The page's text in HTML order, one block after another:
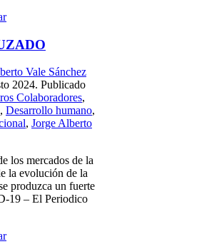
Vale Sánchez
2024. Publicado
Colaboradores,
, Desarrollo humano,
, Jorge Alberto